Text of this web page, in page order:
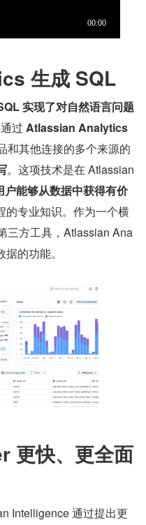
生成 SQL
实现了对自然语言问题
过 Atlassian Analytics
和其他连接的多个来源的
。这项技术是在 Atlassian
户能够从数据中获得有价
的专业知识。作为一个横
三方工具，Atlassian Ana
的功能。
更快、更全面
Intelligence 通过提出更